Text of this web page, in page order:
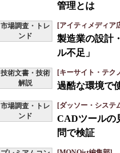
管理とは
市場調査・トレ
ンド
[アイティメディア
製造業の設計
ル不足」
技術文書・技術
解説
[キーサイト・テク
過酷な環境で
市場調査・トレ
ンド
[ダッソー・シス
CADツールの
問で検証